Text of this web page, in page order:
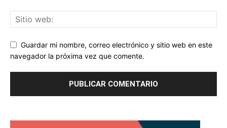
Guardar mi nombre, correo electrónico y sitio web en este
navegador la próxima vez que comente.